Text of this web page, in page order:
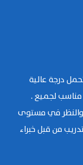
درجة عالية
مناسب لجميع .
والنظر في مستوى
من قبل خبراء